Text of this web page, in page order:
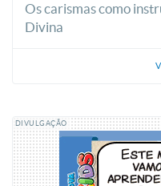
Os carismas como
Divina
DIVULGAÇÃO